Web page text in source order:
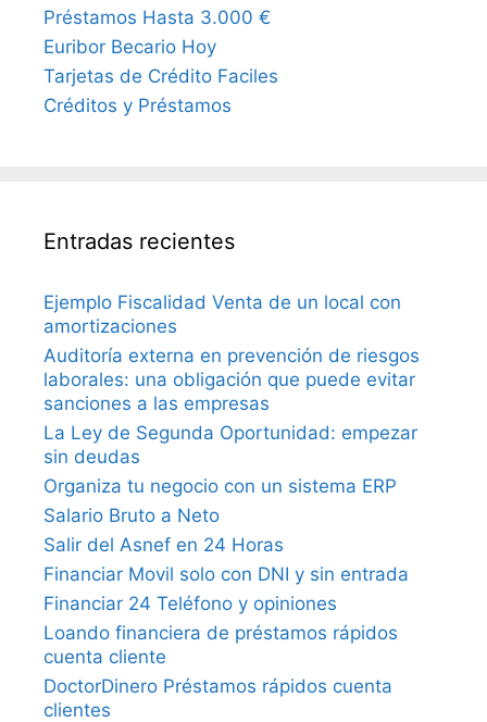
Préstamos Hasta 3.000 €
Euribor Becario Hoy
Tarjetas de Crédito Faciles
Créditos y Préstamos
Entradas recientes
Ejemplo Fiscalidad Venta de un local con
amortizaciones
Auditoría externa en prevención de riesgos
laborales: una obligación que puede evitar
sanciones a las empresas
La Ley de Segunda Oportunidad: empezar
sin deudas
Organiza tu negocio con un sistema ERP
Salario Bruto a Neto
Salir del Asnef en 24 Horas
Financiar Movil solo con DNI y sin entrada
Financiar 24 Teléfono y opiniones
Loando financiera de préstamos rápidos
cuenta cliente
DoctorDinero Préstamos rápidos cuenta
clientes